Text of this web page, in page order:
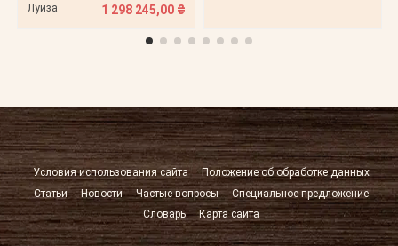
Луиза 1 298 245,00 ₴
Условия использования сайта
Положение об обработке данных
Статьи
Новости Частые вопросы
Специальное предложение
Словарь
Карта сайта